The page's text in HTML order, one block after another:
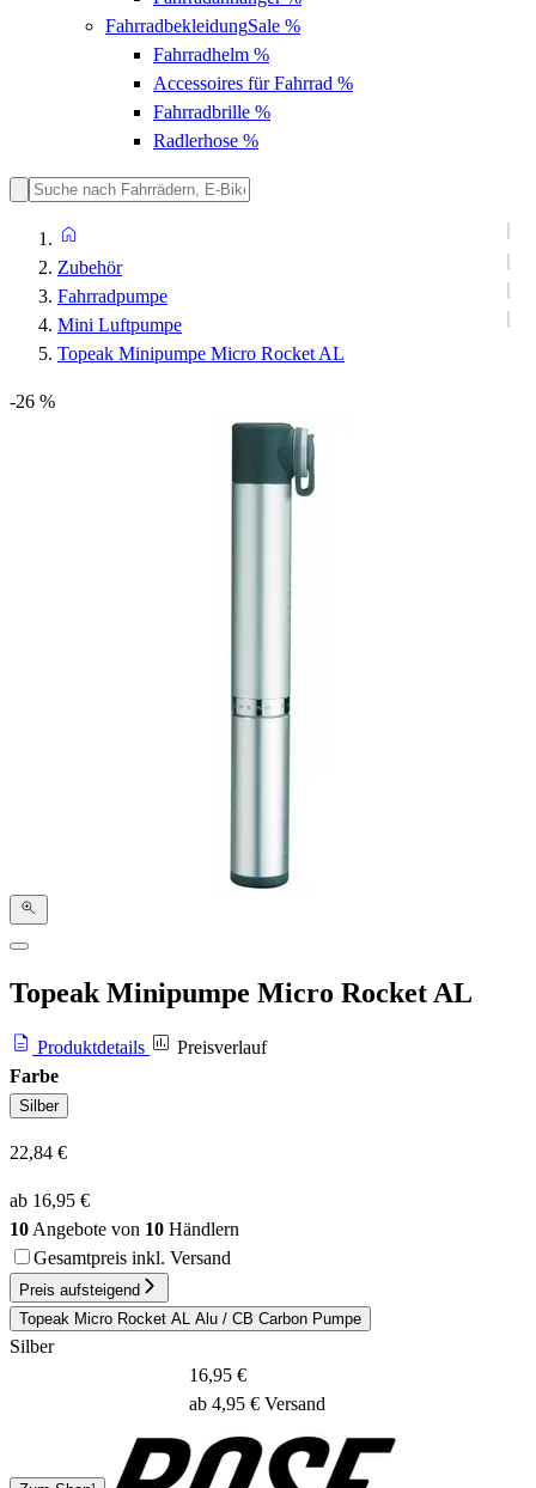
FahrradbekleidungSale %
Fahrradhelm %
Accessoires für Fahrrad %
Fahrradbrille %
Radlerhose %
Zubehör
Fahrradpumpe
Mini Luftpumpe
Topeak Minipumpe Micro Rocket AL
-26 %
Topeak Minipumpe Micro Rocket AL
Produktdetails
Preisverlauf
Farbe
Silber
22,84 €
ab 16,95 €
10 Angebote von 10 Händlern
Gesamtpreis inkl. Versand
Preis aufsteigend
Topeak Micro Rocket AL Alu / CB Carbon Pumpe
Silber
16,95 €
ab 4,95 € Versand